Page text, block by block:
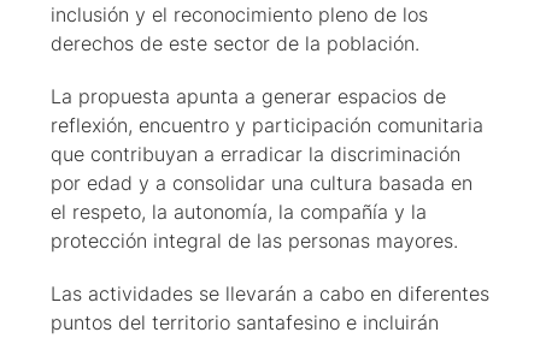
inclusión y el reconocimiento pleno de los
derechos de este sector de la población.
La propuesta apunta a generar espacios de
reflexión, encuentro y participación comunitaria
que contribuyan a erradicar la discriminación
por edad y a consolidar una cultura basada en
el respeto, la autonomía, la compañía y la
protección integral de las personas mayores.
Las actividades se llevarán a cabo en diferentes
puntos del territorio santafesino e incluirán